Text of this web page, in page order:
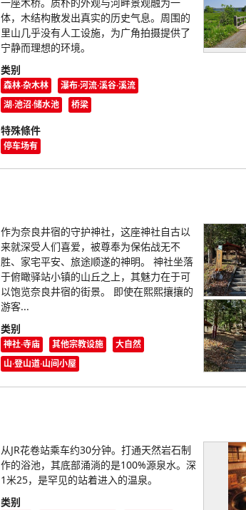
体，木结构散发出真实的历史气息。周围的
里山几乎没有人工设施，为广角拍摄提供了
宁静而理想的环境。
类别
森林·杂木林
瀑布·河流·溪谷·溪流
湖·池沼·储水池
桥梁
特殊條件
停车场有
作为奈良井宿的守护神社，这座神社自古以
来就深受人们喜爱，被尊奉为保佑战无不
胜、家宅平安、旅途顺遂的神明。 神社坐落
于俯瞰驿站小镇的山丘之上，其魅力在于可
以饱览奈良井宿的街景。 即使在熙熙攘攘的
游客...
类别
神社·寺庙 其他宗教设施
大自然
山·登山道·山间小屋
从JR花卷站乘车约30分钟。打通天然岩石制
作的浴池，其底部涌淌的是100%源泉水。深
1米25，是罕见的站着进入的温泉。
类别